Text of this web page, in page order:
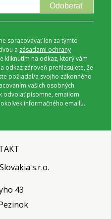
Odoberať
spracovávať len za týmto
a zásadami ochrany
kliknutím na odkaz, ktorý vám
odkaz zároveň prehlasujete, že
požiadal/a svojho zákonného
vašich osobných
odvolať písomne, emailom
informačného emailu.
s.r.o.
43